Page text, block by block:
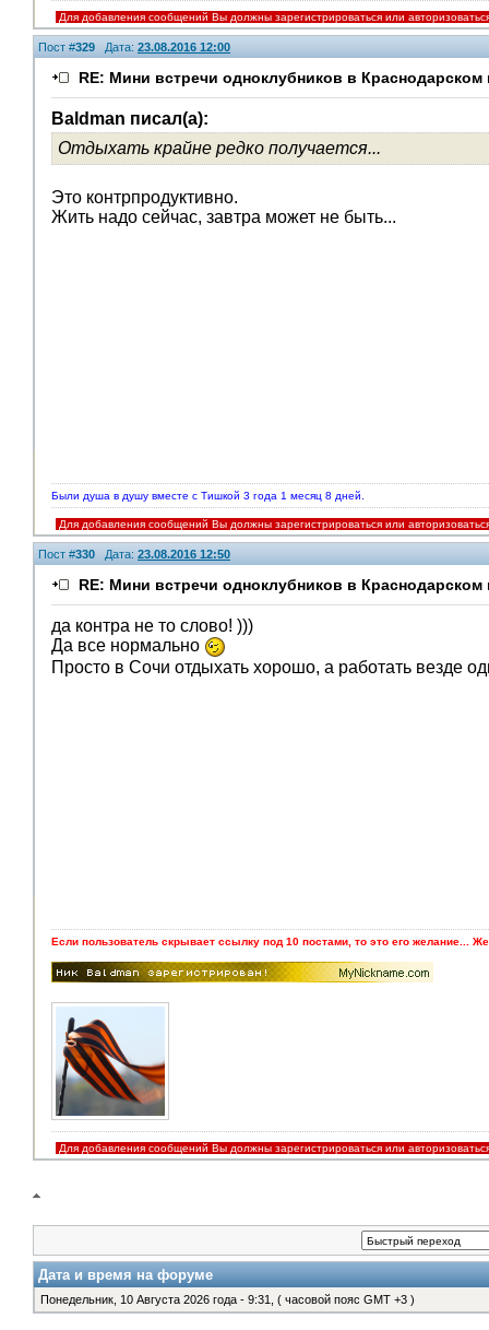
Для добавления сообщений Вы должны зарегистрироваться или
Пост #329 Дата: 23.08.2016 12:00
RE: Мини встречи одноклубников в Краснодарском
Baldman писал(а):
Отдыхать крайне редко получается...
Это контрпродуктивно.
Жить надо сейчас, завтра может не быть...
Были душа в душу вместе с Тишкой 3 года 1 месяц 8 дней.
Для добавления сообщений Вы должны зарегистрироваться или
Пост #330 Дата: 23.08.2016 12:50
RE: Мини встречи одноклубников в Краснодарском
да контра не то слово! )))
Да все нормально
Просто в Сочи отдыхать хорошо, а работать везде
Если пользователь скрывает ссылку под 10 постами, то это его желание...
Для добавления сообщений Вы должны зарегистрироваться или
Дата и время на форуме
Понедельник, 10 Августа 2026 года - 9:31, ( часовой пояс GMT +3 )